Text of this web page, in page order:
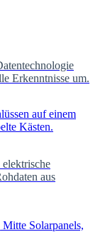
Erkenntnisse um.
aus